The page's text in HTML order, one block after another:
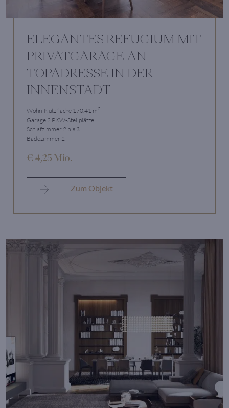
ELEGANTES REFUGIUM MIT
PRIVATGARAGE AN
TOPADRESSE IN DER
INNENSTADT
Wohn-Nutzfläche 170,41 m2
Garage 2 PKW-Stellplätze
Schlafzimmer 2 bis 3
Badezimmer 2
€ 4,25 Mio.
Zum Objekt